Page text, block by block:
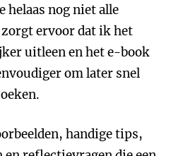
helaas nog niet alle
ervoor dat ik het
uitleen en het e-book
om later snel
handige tips,